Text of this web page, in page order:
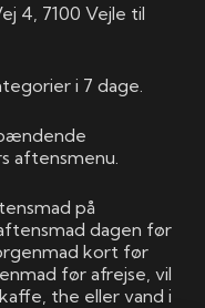
4, 7100 Vejle til
i 7 dage.
aftensmenu.
på
dagen før
kort før
før afrejse, vil
the eller vand i